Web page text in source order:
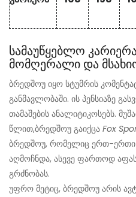
სამაუწყებლო
მომღერალი და
ბრედშოუ იყო სტუმრის
განმავლობაში. ის პენსიაზე
თამაშების ანალიტიკოსებს.
წლით,ბრედშოუ გაიქცა Fox
ბრედშოუ, რომელიც ერთ-ერთი
აღმოჩნდა, ასევე ფართოდ
გრძნობას.
უფრო მეტიც, ბრედშოუ არის